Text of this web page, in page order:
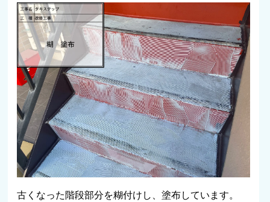
古くなった階段部分を糊付けし、塗布しています。